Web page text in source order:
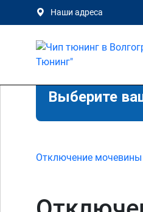
Наши адреса
Выберите
Отключение мочевины